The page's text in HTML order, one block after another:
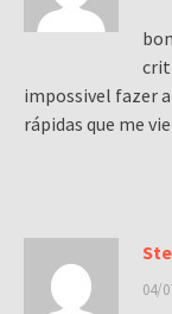
impossivel fazer
rápidas que me
04/